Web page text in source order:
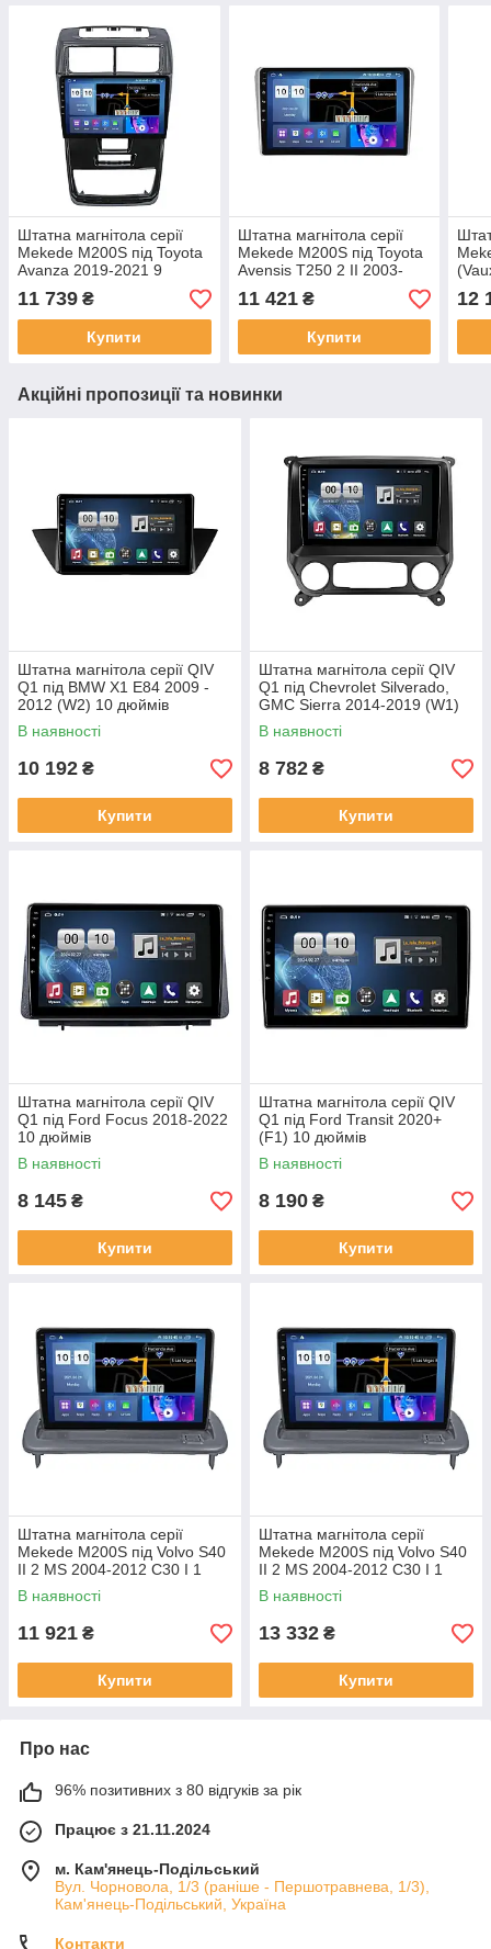
Штатна магнітола серії
Mekede M200S під Toyota
Avanza 2019-2021 9
дюймів
11 739 ₴
Купити
Штатна магнітола серії
Mekede M200S під Toyota
Avensis T250 2 II 2003-
2008 (F1) 9 дюймів
11 421₴
Купити
12
Акційні пропозиції та новинки
Штатна магнітола серії QIV
Q1 під BMW X1 E84 2009 -
2012 (W2) 10 дюймів
В наявності
10 192 ₴
Купити
Штатна магнітола серії QIV
Q1 під Chevrolet Silverado,
GMC Sierra 2014-2019 (W1)
10 дюймів
В наявності
8 782 ₴
Купити
Штатна магнітола серії QIV
Q1 під Ford Focus 2018-2022
10 дюймів
В наявності
8 145 ₴
Купити
Штатна магнітола серії QIV
Q1 під Ford Transit 2020+
(F1) 10 дюймів
В наявності
8 190 ₴
Купити
Штатна магнітола серії
Mekede M200S під Volvo S40
II 2 MS 2004-2012 C30 I 1
2006-2013 C70 II 2 2005-2013
(W1)
В наявності
11 921 ₴
Купити
Штатна магнітола серії
Mekede M200S під Volvo S40
II 2 MS 2004-2012 C30 I 1
2006-2013 C70 II 2 2005-2013
(W2)
В наявності
13 332 ₴
Купити
Про нас
96% позитивних з 80 відгуків за рік
Працює з 21.11.2024
м. Кам'янець-Подільський
Вул. Чорновола, 1/3 (раніше - Першотравнева, 1/3),
Кам'янець-Подільський, Україна
Контакти